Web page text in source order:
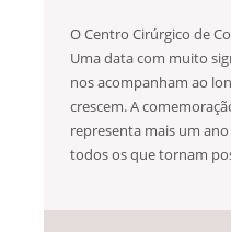
O Centro Cirúrgico de
Uma data com muito
nos acompanham ao
crescem. A
representa mais um
todos os que tornam